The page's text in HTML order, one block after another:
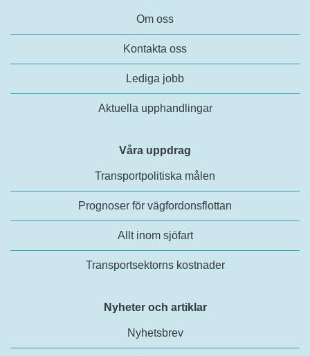
Om oss
Kontakta oss
Lediga jobb
Aktuella upphandlingar
Våra uppdrag
Transportpolitiska målen
Prognoser för vägfordonsflottan
Allt inom sjöfart
Transportsektorns kostnader
Nyheter och artiklar
Nyhetsbrev